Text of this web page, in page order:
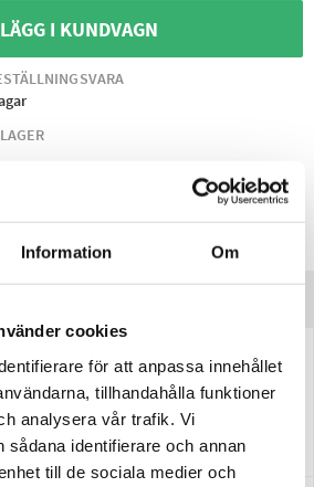
Information Om
cookies
för att anpassa innehållet
tillhandahålla funktioner
analysera vår trafik. Vi
sådana identifierare och annan
till de sociala medier och
I KUNDVAGN
för att efterlikna originaldesignen och
Den trycks enkelt fast på plats utan
ersättning vid skador eller för att